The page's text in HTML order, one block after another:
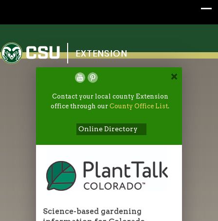
Colorado State University
EXTENSION
Contact your local county Extension
office through ourCounty Office List.
Online Directory
Science-based gardening